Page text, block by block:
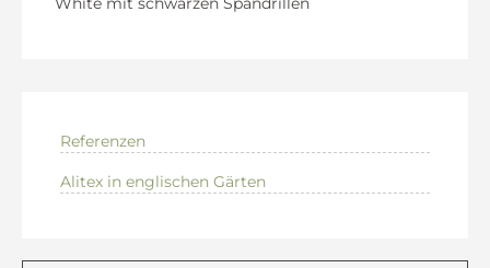
Referenzen
Alitex in englischen Gärten